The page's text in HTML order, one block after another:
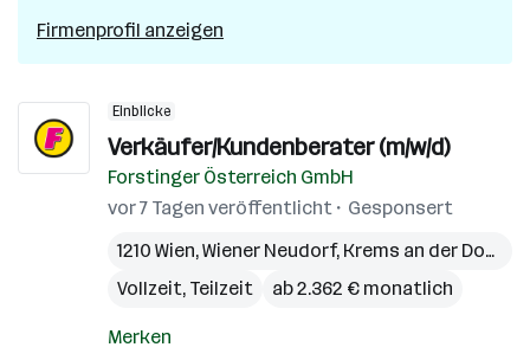
Firmenprofil anzeigen
Einblicke
Verkäufer/Kundenberater (m/w/d)
Forstinger Österreich GmbH
vor 7 Tagen veröffentlicht
Gesponsert
1210 Wien,Wiener Neudorf, Krems an der Donau
Vollzeit, Teilzeit
ab 2.362 € monatlich
Merken